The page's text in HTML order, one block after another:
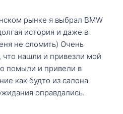
рынке я выбрал BMW
история и даже в
не сломить) Очень
нашли и привезли мой
помыли и привели в
как будто из салона
оправдались.